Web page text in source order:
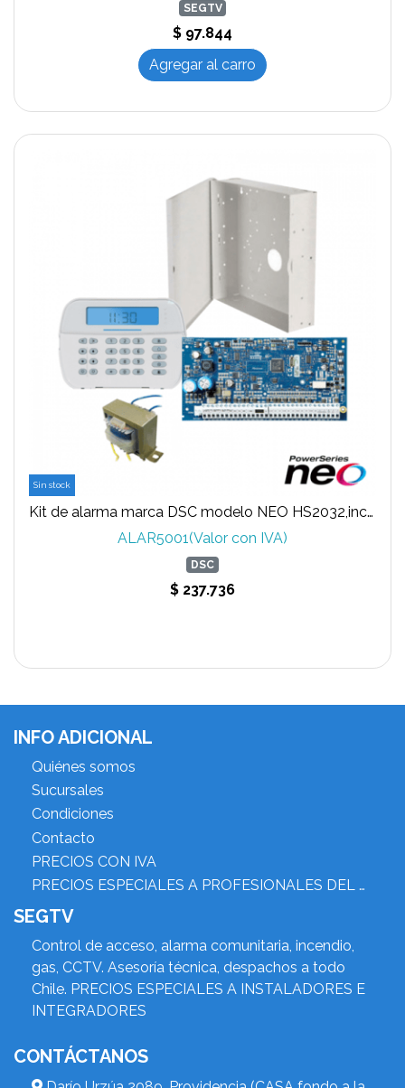
SEGTV
$ 97.844
Agregar al carro
Sin stock
Kit de alarma marca DSC modelo NEO HS2032,incluye teclado icono LCD HS2LCD transformador y gabinete
ALAR5001(Valor con IVA)
DSC
$ 237.736
INFO ADICIONAL
Quiénes somos
Sucursales
Condiciones
Contacto
PRECIOS CON IVA
PRECIOS ESPECIALES A PROFESIONALES DEL RUBRO
SEGTV
Control de acceso, alarma comunitaria, incendio,
gas, CCTV. Asesoría técnica, despachos a todo
Chile. PRECIOS ESPECIALES A INSTALADORES E
INTEGRADORES
CONTÁCTANOS